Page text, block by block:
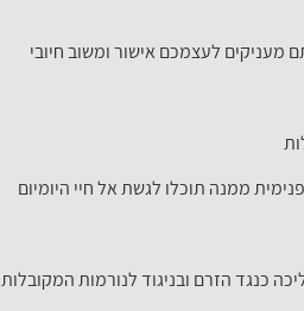
מעניקים לעצמכם אישור ומשוב חיובי
ממנה תוכלו לגשת אל חיי היומיום
כנגד הזרם ובניגוד לנורמות המקובלות